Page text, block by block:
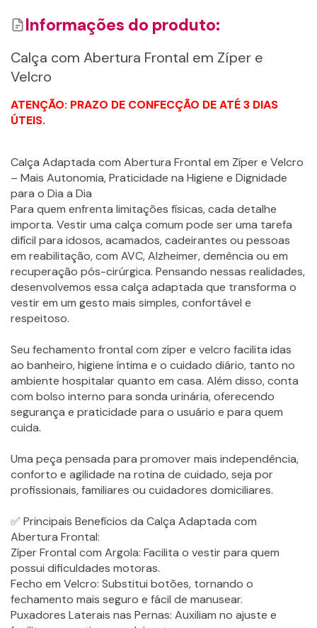
Adicionar
Informações do produto:
Calça com Abertura Frontal em Zíper e
Velcro
ATENÇÃO: PRAZO DE CONFECÇÃO DE ATÉ 3 DIAS
ÚTEIS.
Calça Adaptada com Abertura Frontal em Zíper e Velcro
– Mais Autonomia, Praticidade na Higiene e Dignidade
para o Dia a Dia
Para quem enfrenta limitações físicas, cada detalhe
importa. Vestir uma calça comum pode ser uma tarefa
difícil para idosos, acamados, cadeirantes ou pessoas
em reabilitação, com AVC, Alzheimer, demência ou em
recuperação pós-cirúrgica. Pensando nessas realidades,
desenvolvemos essa calça adaptada que transforma o
vestir em um gesto mais simples, confortável e
respeitoso.
Seu fechamento frontal com zíper e velcro facilita idas
ao banheiro, higiene íntima e o cuidado diário, tanto no
ambiente hospitalar quanto em casa. Além disso, conta
com bolso interno para sonda urinária, oferecendo
segurança e praticidade para o usuário e para quem
cuida.
Uma peça pensada para promover mais independência,
conforto e agilidade na rotina de cuidado, seja por
profissionais, familiares ou cuidadores domiciliares.
✅ Principais Benefícios da Calça Adaptada com
Abertura Frontal:
Zíper Frontal com Argola: Facilita o vestir para quem
possui dificuldades motoras.
Fecho em Velcro: Substitui botões, tornando o
fechamento mais seguro e fácil de manusear.
Puxadores Laterais nas Pernas: Auxiliam no ajuste e